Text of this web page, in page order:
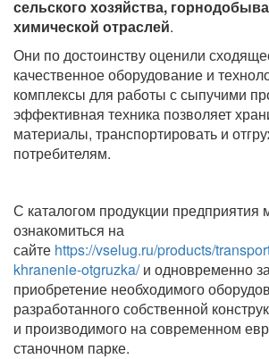
сельского хозяйства,
химической отраслей.
Они по достоинству оценили
качественное оборудование и
комплексы для работы с сыпучими
эффективная техника позволяет
материалы, транспортировать и
потребителям.
С каталогом продукции предприятия
ознакомиться на
сайте https://vselug.ru/products/
khranenie-otgruzka/и одновременно
приобретение необходимого
разработанного собственной
и производимого на современном
станочном парке.